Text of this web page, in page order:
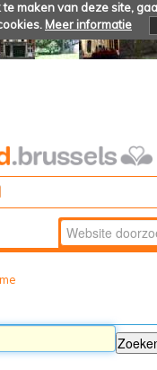
maken van deze site,
Meer informatie
Zoek
Geavanceerd